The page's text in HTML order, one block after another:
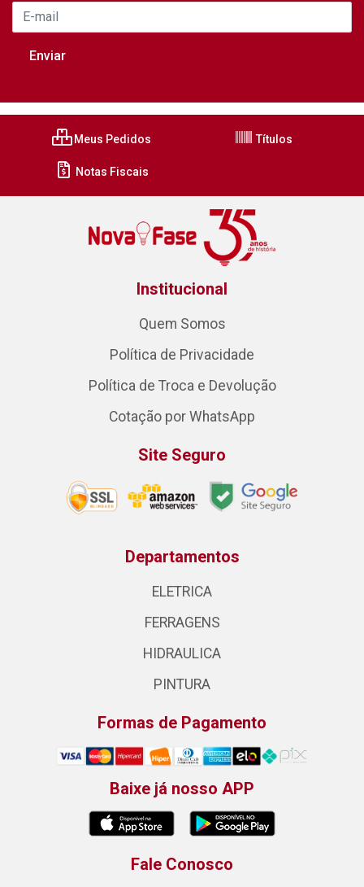
Meus Pedidos Títulos
Notas Fiscais
Institucional
Quem Somos
Política de Privacidade
Política de Troca e Devolução
Cotação por WhatsApp
Site Seguro
Departamentos
ELETRICA
FERRAGENS
HIDRAULICA
PINTURA
Formas de Pagamento
Baixe já nosso APP
Fale Conosco